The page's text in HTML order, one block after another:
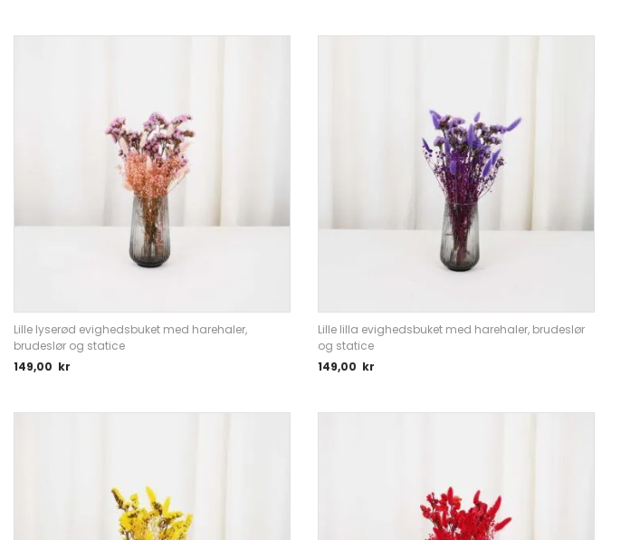
Lille lyserød evighedsbuket med harehaler,
brudeslør og statice
149,00 kr
Lille lilla evighedsbuket med harehaler, brudeslør
og statice
149,00 kr